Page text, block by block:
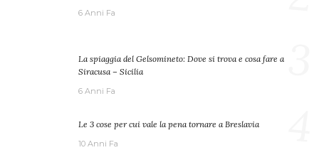
6 Anni Fa
La spiaggia del Gelsomineto: Dove si trova e cosa fare a
Siracusa – Sicilia
6 Anni Fa
Le 3 cose per cui vale la pena tornare a Breslavia
10 Anni Fa